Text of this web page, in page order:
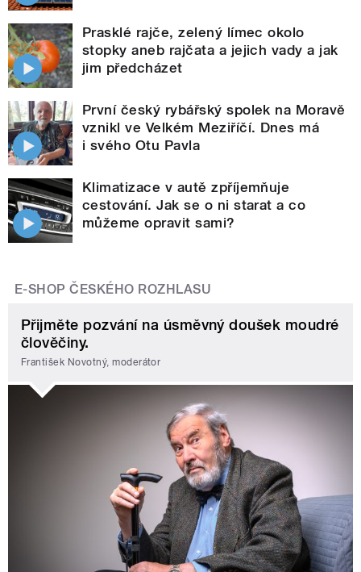
Prasklé rajče, zelený límec okolo
stopky aneb rajčata a jejich vady a jak
jim předcházet
První český rybářský spolek na Moravě
vznikl ve Velkém Meziříčí. Dnes má
i svého Otu Pavla
Klimatizace v autě zpříjemňuje
cestování. Jak se o ni starat a co
můžeme opravit sami?
E-SHOP ČESKÉHO ROZHLASU
Přijměte pozvání na úsměvný doušek moudré
člověčiny.
František Novotný, moderátor